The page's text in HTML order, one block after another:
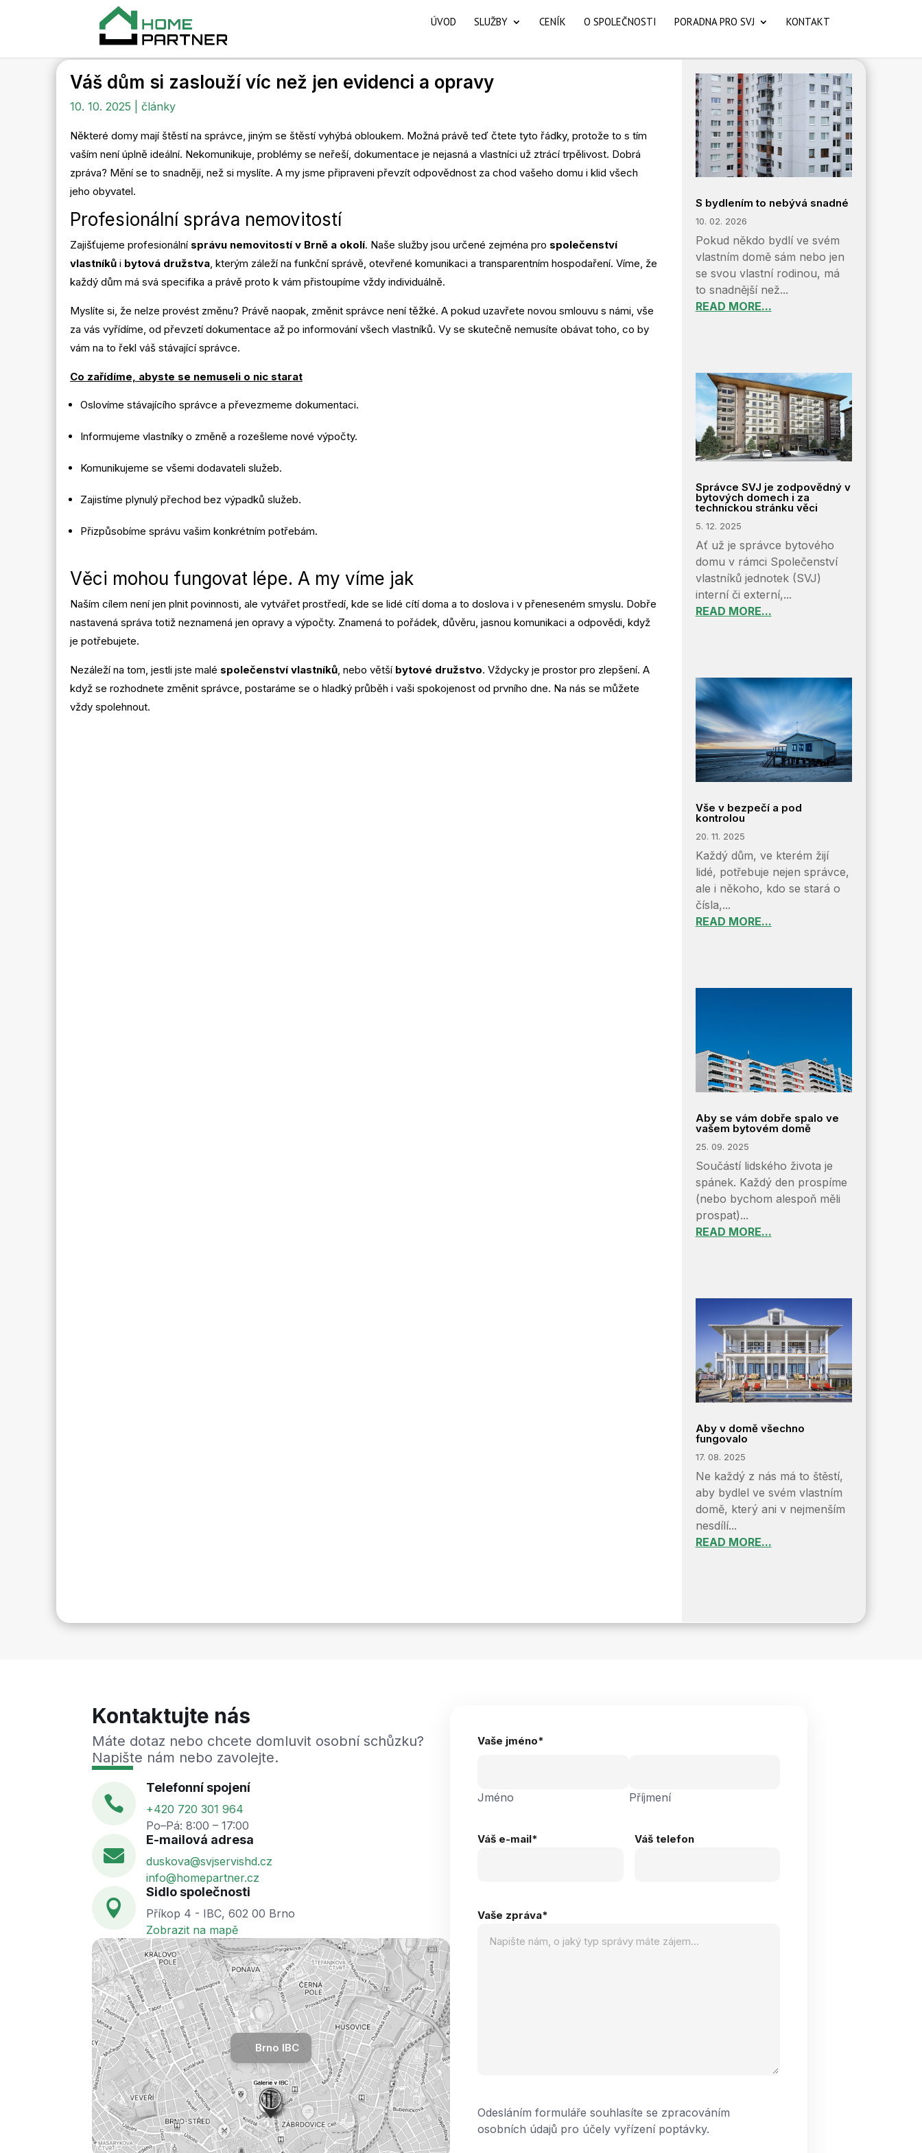
ÚVOD SLUŽBY CENÍK O SPOLEČNOSTI PORADNA PRO SVJ KONTAKT
Váš dům si zaslouží víc než jen evidenci a opravy
10. 10. 2025 články
Některé domy mají štěstí na správce, jiným se štěstí vyhýbá obloukem. Možná právě teď čtete tyto řádky, protože to s tím
vaším není úplně ideální. Nekomunikuje, problémy se neřeší, dokumentace je nejasná a vlastníci už ztrácí trpělivost. Dobrá
zpráva? Mění se to snadněji, než si myslíte. A my jsme připraveni převzít odpovědnost za chod vašeho domu i klid všech
jeho obyvatel.
Profesionální správa nemovitostí
Zajišťujeme profesionální správu nemovitostí v Brně a okolí. Naše služby jsou určené zejména pro společenství
vlastníků i bytová družstva, kterým záleží na funkční správě, otevřené komunikaci a transparentním hospodaření. Víme, že
každý dům má svá specifika a právě proto k vám přistoupíme vždy individuálně.
Myslíte si, že nelze provést změnu? Právě naopak, změnit správce není těžké. A pokud uzavřete novou smlouvu s námi, vše
za vás vyřídíme, od převzetí dokumentace až po informování všech vlastníků. Vy se skutečně nemusíte obávat toho, co by
vám na to řekl váš stávající správce.
Co zařídíme, abyste se nemuseli o nic starat
Oslovíme stávajícího správce a převezmeme dokumentaci.
Informujeme vlastníky o změně a rozešleme nové výpočty.
Komunikujeme se všemi dodavateli služeb.
Zajistíme plynulý přechod bez výpadků služeb.
Přizpůsobíme správu vašim konkrétním potřebám.
Věci mohou fungovat lépe. A my víme jak
Naším cílem není jen plnit povinnosti, ale vytvářet prostředí, kde se lidé cítí doma a to doslova i v přeneseném smyslu. Dobře
nastavená správa totiž neznamená jen opravy a výpočty. Znamená to pořádek, důvěru, jasnou komunikaci a odpovědi, když
je potřebujete.
Nezáleží na tom, jestli jste malé společenství vlastníků, nebo větší bytové družstvo. Vždycky je prostor pro zlepšení. A
když se rozhodnete změnit správce, postaráme se o hladký průběh i vaši spokojenost od prvního dne. Na nás se můžete
vždy spolehnout.
S bydlením to nebývá snadné
10. 02. 2026
Pokud někdo bydlí ve svém
vlastním domě sám nebo jen
se svou vlastní rodinou, má
to snadnější než...
READ MORE...
Správce SVJ je zodpovědný v
bytových domech i za
technickou stránku věci
5. 12. 2025
Ať už je správce bytového
domu v rámci Společenství
vlastníků jednotek (SVJ)
interní či externí,...
READ MORE...
Vše v bezpečí a pod
kontrolou
20. 11. 2025
Každý dům, ve kterém žijí
lidé, potřebuje nejen správce,
ale i někoho, kdo se stará o
čísla,...
READ MORE...
Aby se vám dobře spalo ve
vašem bytovém domě
25. 09. 2025
Součástí lidského života je
spánek. Každý den prospíme
(nebo bychom alespoň měli
prospat)...
READ MORE...
Aby v domě všechno
fungovalo
17. 08. 2025
Ne každý z nás má to štěstí,
aby bydlel ve svém vlastním
domě, který ani v nejmenším
nesdílí...
READ MORE...
Kontaktujte nás
Máte dotaz nebo chcete domluvit osobní schůzku?
Napište nám nebo zavolejte.

Telefonní spojení
+420 720 301 964
Po–Pá: 8:00 – 17:00

E-mailová adresa
duskova@svjservishd.cz
info@homepartner.cz

Sidlo společnosti
Příkop 4 - IBC, 602 00 Brno
Zobrazit na mapě
Brno IBC
Vaše jméno*
Jméno Příjmení
Váš e-mail* Váš telefon
Vaše zpráva*
Odesláním formuláře souhlasíte se zpracováním
osobních údajů pro účely vyřízení poptávky.